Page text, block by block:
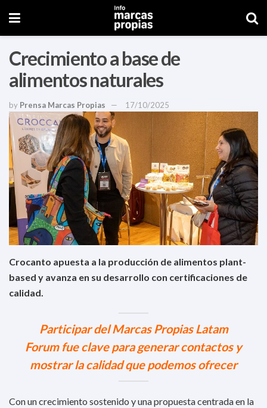
Crecimiento a base de
alimentos naturales
by Prensa Marcas Propias 17/10/2025
Crocanto apuesta a la producción de alimentos plant-
based y avanza en su desarrollo con certificaciones de
calidad.
Participar del Marcas Propias Latam
Forum fue clave para generar contactos y
mostrar la calidad que podemos ofrecer
Con un crecimiento sostenido y una propuesta centrada en la